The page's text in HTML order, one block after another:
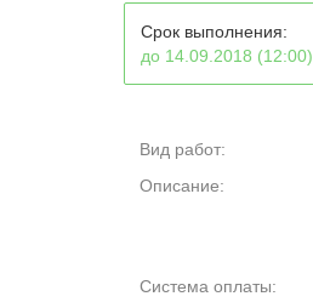
Срок выполнения:
до 14.09.2018 (12:00)
Вид работ:
Описание:
Система оплаты: